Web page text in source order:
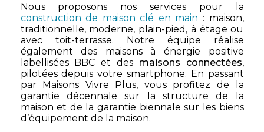
Nous proposons nos services pour la
construction de maison clé en main : maison,
traditionnelle, moderne, plain-pied, à étage ou
avec toit-terrasse. Notre équipe réalise
également des maisons à énergie positive
labellisées BBC et des maisons connectées,
pilotées depuis votre smartphone. En passant
par Maisons Vivre Plus, vous profitez de la
garantie décennale sur la structure de la
maison et de la garantie biennale sur les biens
d’équipement de la maison.